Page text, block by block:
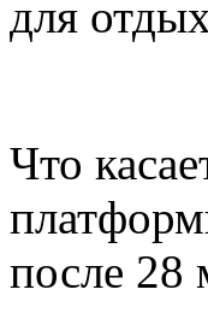
для
Что
после 28